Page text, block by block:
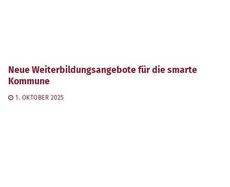
Neue Weiterbildungsangebote für die smarte
Kommune
1. OKTOBER 2025